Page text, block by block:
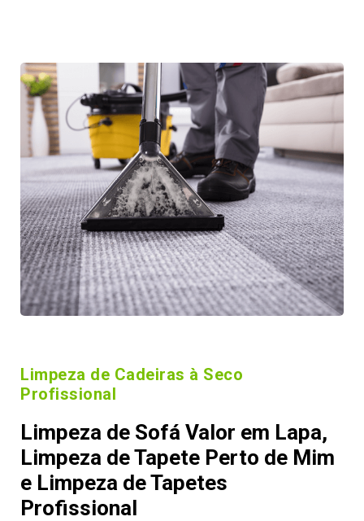
Limpeza de Cadeiras à Seco
Profissional
Limpeza de Sofá Valor em Lapa,
Limpeza de Tapete Perto de Mim
e Limpeza de Tapetes
Profissional